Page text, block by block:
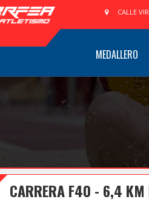
CALLE
MEDALLERO
CARRERA F40 - 6,4 KM